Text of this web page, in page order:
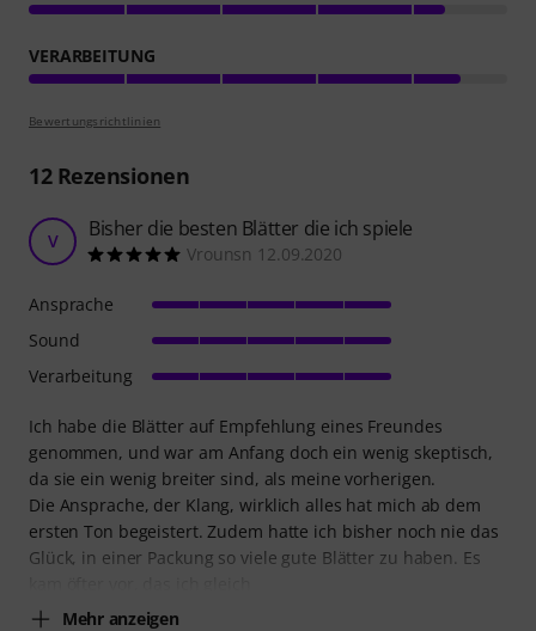
VERARBEITUNG
Bewertungsrichtlinien
12Rezensionen
V Bisher die besten Blätter die ich spiele
Vrounsn 12.09.2020
Ich habe die Blätter auf Empfehlung eines Freundes
genommen, und war am Anfang doch ein wenig skeptisch,
da sie ein wenig breiter sind, als meine vorherigen.
Die Ansprache, der Klang, wirklich alles hat mich ab dem
ersten Ton begeistert. Zudem hatte ich bisher noch nie das
Glück, in einer Packung so viele gute Blätter zu haben. Es
Mehr anzeigen
Ansprache
Sound
Verarbeitung